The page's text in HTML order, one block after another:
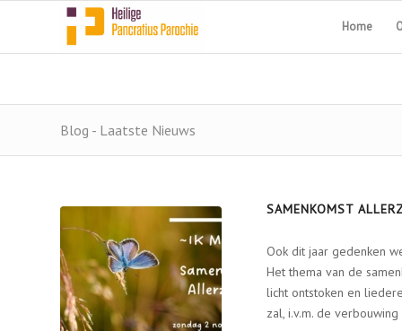
Home
Blog - Laatste Nieuws
SAMENKOMST
Ook dit jaar gedenken
Het thema van de
licht ontstoken en
zal, i.v.m. de